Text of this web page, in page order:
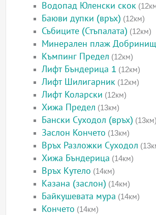
Водопад Юленски скок
Баюви дупки (връх) (12км)
Събиците (Стъпалата) (12км)
Минерален плаж
Къмпинг Предел (12км)
Лифт Бъндерица 1 (12км)
Лифт Шилигарник (12км)
Лифт Коларски (12км)
Хижа Предел (13км)
Бански Суходол (връх) (13км)
Заслон Кончето (13км)
Връх Разложки Суходол
Хижа Бъндерица (14км)
Връх Кутело (14км)
Казана (заслон) (14км)
Байкушевата мура (14км)
Кончето (14км)